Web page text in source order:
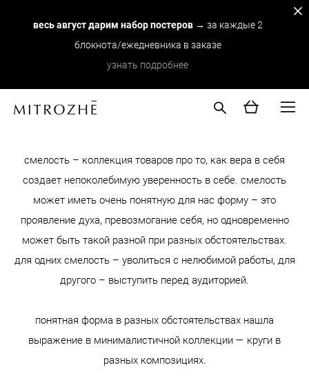
весь август дарим набор постеров→ за каждые 2
блокнота/ежедневника в заказе
узнать подробнее
смелость – коллекция товаров про то, как вера в себя
создает непоколебимую уверенность в себе. смелость
может иметь очень понятную для нас форму – это
проявление духа, превозмогание себя, но одновременно
может быть такой разной при разных обстоятельствах.
для одних смелость – уволиться с нелюбимой работы, для
другого – выступить перед аудиторией.
понятная форма в разных обстоятельствах нашла
выражение в минималистичной коллекции — круги в
разных композициях.